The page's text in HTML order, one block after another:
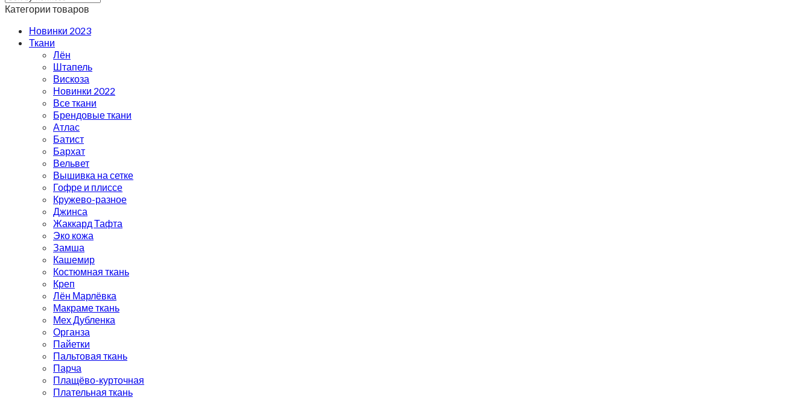
Категории товаров
Новинки 2023
Ткани
Лён
Штапель
Вискоза
Новинки 2022
Все ткани
Брендовые ткани
Атлас
Батист
Бархат
Вельвет
Вышивка на сетке
Гофре и плиссе
Кружево-разное
Джинса
Жаккард Тафта
Эко кожа
Замша
Кашемир
Костюмная ткань
Креп
Лён Марлёвка
Макраме ткань
Мех Дубленка
Органза
Пайетки
Пальтовая ткань
Парча
Плащёво-курточная
Плательная ткань